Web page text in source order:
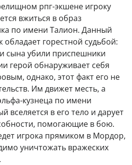
рпг-экшене игроку
вжиться в образ
по имени Талион. Данный
обладает горестной судьбой:
сына убили приспешники
герой обнаруживает себя
однако, этот факт его не
Им движет месть, а
кузнеца по имени
вселяется в его тело и дарует
помогающие в бою.
игрока прямиком в Мордор,
уничтожать вражеских